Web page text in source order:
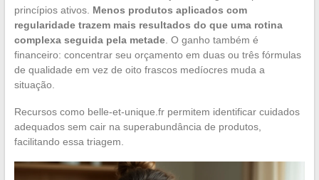
princípios ativos. Menos produtos aplicados com
regularidade trazem mais resultados do que uma rotina
complexa seguida pela metade. O ganho também é
financeiro: concentrar seu orçamento em duas ou três fórmulas
de qualidade em vez de oito frascos medíocres muda a
situação.
Recursos como belle-et-unique.fr permitem identificar cuidados
adequados sem cair na superabundância de produtos,
facilitando essa triagem.